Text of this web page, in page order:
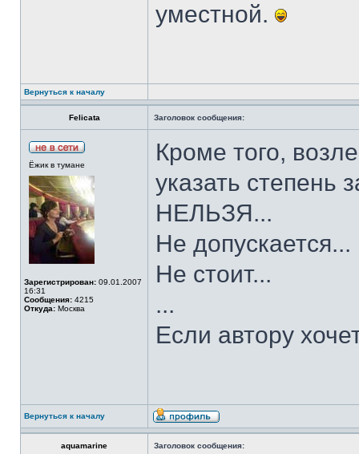
уместной.
Вернуться к началу
Felicata Заголовок сообщения:
Ёжик в тумане
Зарегистрирован: 09.01.2007
16:31
Сообщения: 4215
Откуда: Москва
Кроме того,
указать степень
НЕЛЬЗЯ...
Не допускается...
Не стоит...
...
Если автору
Вернуться к началу
aquamarine Заголовок сообщения: